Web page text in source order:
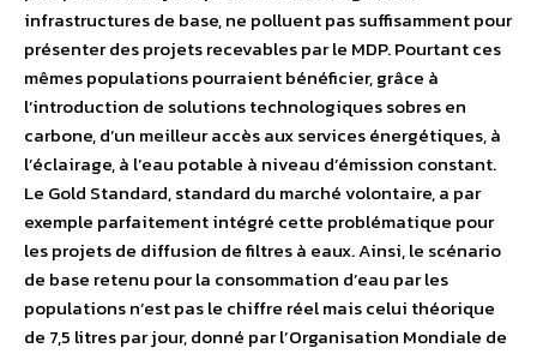
infrastructures de base, ne polluent pas suffisamment pour
présenter des projets recevables par le MDP. Pourtant ces
mêmes populations pourraient bénéficier, grâce à
l’introduction de solutions technologiques sobres en
carbone, d’un meilleur accès aux services énergétiques, à
l’éclairage, à l’eau potable à niveau d’émission constant.
Le Gold Standard, standard du marché volontaire, a par
exemple parfaitement intégré cette problématique pour
les projets de diffusion de filtres à eaux. Ainsi, le scénario
de base retenu pour la consommation d’eau par les
populations n’est pas le chiffre réel mais celui théorique
de 7,5 litres par jour, donné par l’Organisation Mondiale de